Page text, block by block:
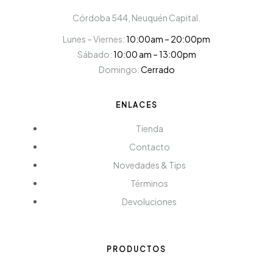
Córdoba 544, Neuquén Capital.
Lunes – Viernes:10:00am – 20:00pm
Sábado:10:00 am – 13:00pm
Domingo:Cerrado
ENLACES
Tienda
Contacto
Novedades & Tips
Términos
Devoluciones
PRODUCTOS